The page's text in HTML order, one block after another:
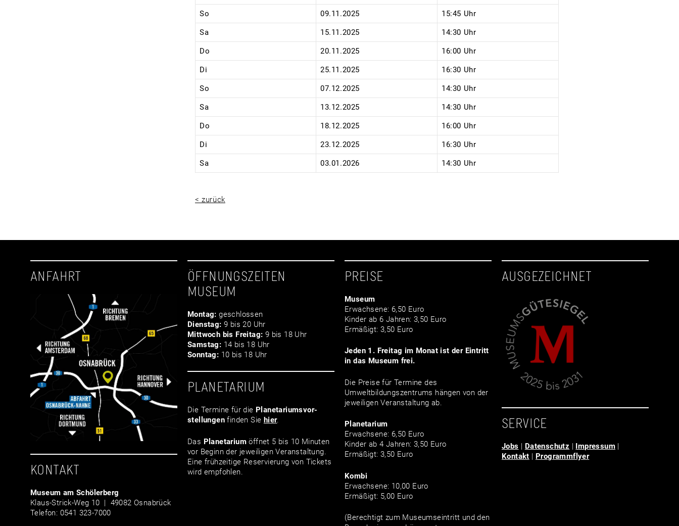
So 09.11.2025 15:45 Uhr
Sa 15.11.2025 14:30 Uhr
Do 20.11.2025 16:00 Uhr
Di 25.11.2025 16:30 Uhr
So 07.12.2025 14:30 Uhr
Sa 13.12.2025 14:30 Uhr
Do 18.12.2025 16:00 Uhr
Di 23.12.2025 16:30 Uhr
Sa 03.01.2026 14:30 Uhr
< zurück
ANFAHRT
KONTAKT
Museum am Schölerberg
Klaus-Strick-Weg 10 | 49082 Osnabrück
Telefon: 0541 323-7000
ÖFFNUNGSZEITEN
MUSEUM
Montag: geschlossen
Dienstag: 9 bis 20 Uhr
Mittwoch bis Freitag: 9 bis 18 Uhr
Samstag: 14 bis 18 Uhr
Sonntag: 10 bis 18 Uhr
PLANETARIUM
Die Termine für die Planetariumsvor­
stellungen finden Sie hier.
Das Planetarium öffnet 5 bis 10 Minuten
vor Beginn der jeweiligen Veranstaltung.
Eine frühzeitige Reservierung von Tickets
wird empfohlen.
PREISE
Museum
Erwachsene: 6,50 Euro
Kinder ab 6 Jahren: 3,50 Euro
Ermäßigt: 3,50 Euro
Jeden 1. Freitag im Monat ist der Eintritt
in das Museum frei.
Die Preise für Termine des
Umweltbildungszentrums hängen von der
jeweiligen Veranstaltung ab.
Planetarium
Erwachsene: 6,50 Euro
Kinder ab 4 Jahren: 3,50 Euro
Ermäßigt: 3,50 Euro
Kombi
Erwachsene: 10,00 Euro
Ermäßigt: 5,00 Euro
(Berechtigt zum Museumseintritt und den
AUSGEZEICHNET
SERVICE
Jobs Datenschutz Impressum
Kontakt
Programmflyer